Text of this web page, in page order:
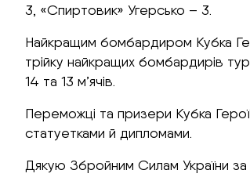
3, «Спиртовик» Угерсько – 3.
Найкращим бомбардиром Кубка
трійку найкращих бомбардирів
14 та 13 м’ячів.
Переможці та призери Кубка
статуетками й дипломами.
Дякую Збройним Силам України